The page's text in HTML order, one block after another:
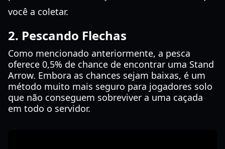
você a coletar.
2. Pescando Flechas
Como mencionado anteriormente, a pesca
oferece 0,5% de chance de encontrar uma Stand
Arrow. Embora as chances sejam baixas, é um
método muito mais seguro para jogadores solo
que não conseguem sobreviver a uma caçada
em todo o servidor.